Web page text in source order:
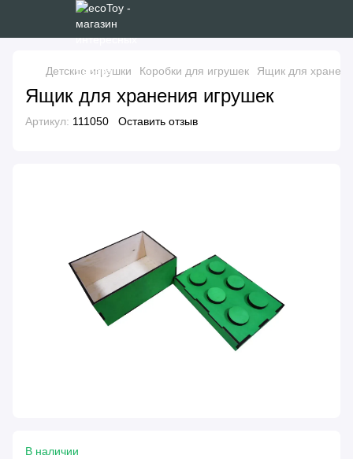
Детские игрушки Коробки для игрушек Ящик для
Ящик для хранения игрушек
Артикул: 111050 Оставить отзыв
В наличии